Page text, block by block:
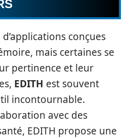
conçues
mais certaines se
pertinence et leur
EDITH est souvent
incontournable.
avec des
EDITH propose une